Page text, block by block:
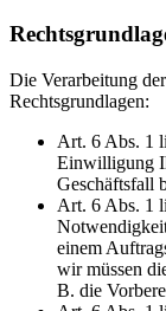
Die Verarbeitung
Rechtsgrundlagen:
Art. 6 Abs. 1
Einwilligung
Geschäftsfall
Art. 6 Abs. 1
einem
wir müssen
B. die